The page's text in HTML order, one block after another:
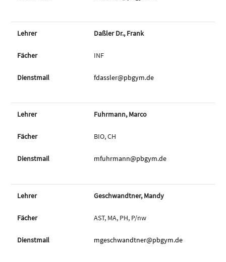
Daßler Dr., Frank
INF
fdassler@pbgym.de
Fuhrmann, Marco
BIO, CH
mfuhrmann@pbgym.de
Geschwandtner, Mandy
AST, MA, PH, P/nw
mgeschwandtner@pbgym.de